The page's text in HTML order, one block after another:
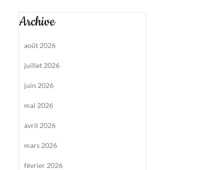
Archive
août 2026
juillet 2026
juin 2026
mai 2026
avril 2026
mars 2026
février 2026